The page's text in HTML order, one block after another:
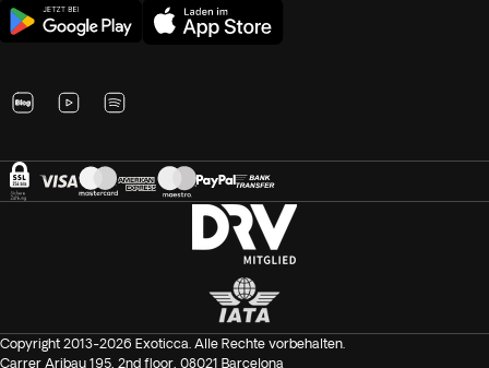
Copyright 2013-2026 Exoticca. Alle Rechte vorbehalten.
Carrer Aribau 195, 2nd floor, 08021 Barcelona